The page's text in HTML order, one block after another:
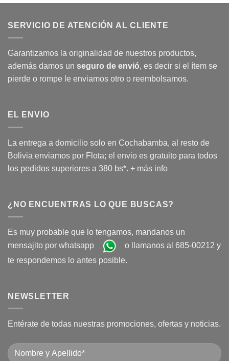
SERVICIO DE ATENCIÓN AL CLIENTE
Garantizamos la originalidad de nuestros productos,
además damos un seguro de envió, es decir si el ítem se
pierde o rompe le enviamos otro o reembolsamos.
EL ENVIO
La entrega a domicilio solo en Cochabamba, al resto de
Bolivia enviamos por Flota; el envio es gratuito para todos
los pedidos superiores a 380 bs*. + más info
¿NO ENCUENTRAS LO QUE BUSCAS?
Es muy probable que lo tengamos, mandanos un
mensajito por whatsapp
o llamanos al 685-00212 y
te respondemos lo antes posible.
NEWSLETTER
Entérate de todas nuestras promociones, ofertas y noticias.